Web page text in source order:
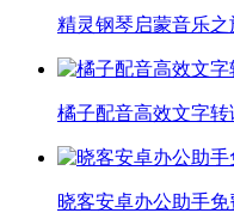
精灵钢琴启蒙音乐之
橘子配音高效文字转
晓客安卓办公助手免